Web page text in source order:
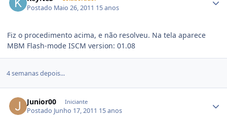
Postado Maio 26, 2011 15 anos
Fiz o procedimento acima, e não resolveu. Na tela aparece
MBM Flash-mode ISCM version: 01.08
4 semanas depois...
Junior00 Iniciante
Postado Junho 17, 2011 15 anos